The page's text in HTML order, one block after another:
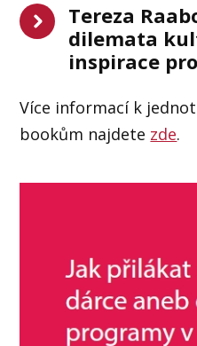
Tereza
dilemata
inspirace
Více informací k
bookům najdete zde.